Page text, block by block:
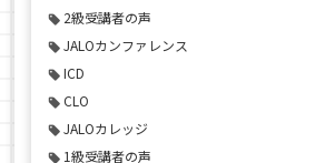
2級受講者の声
JALOカンファレンス
ICD
CLO
JALOカレッジ
1級受講者の声